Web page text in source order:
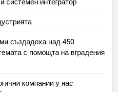
системен интегратор
създадоха над 450
с помощта на вградения
компании у нас